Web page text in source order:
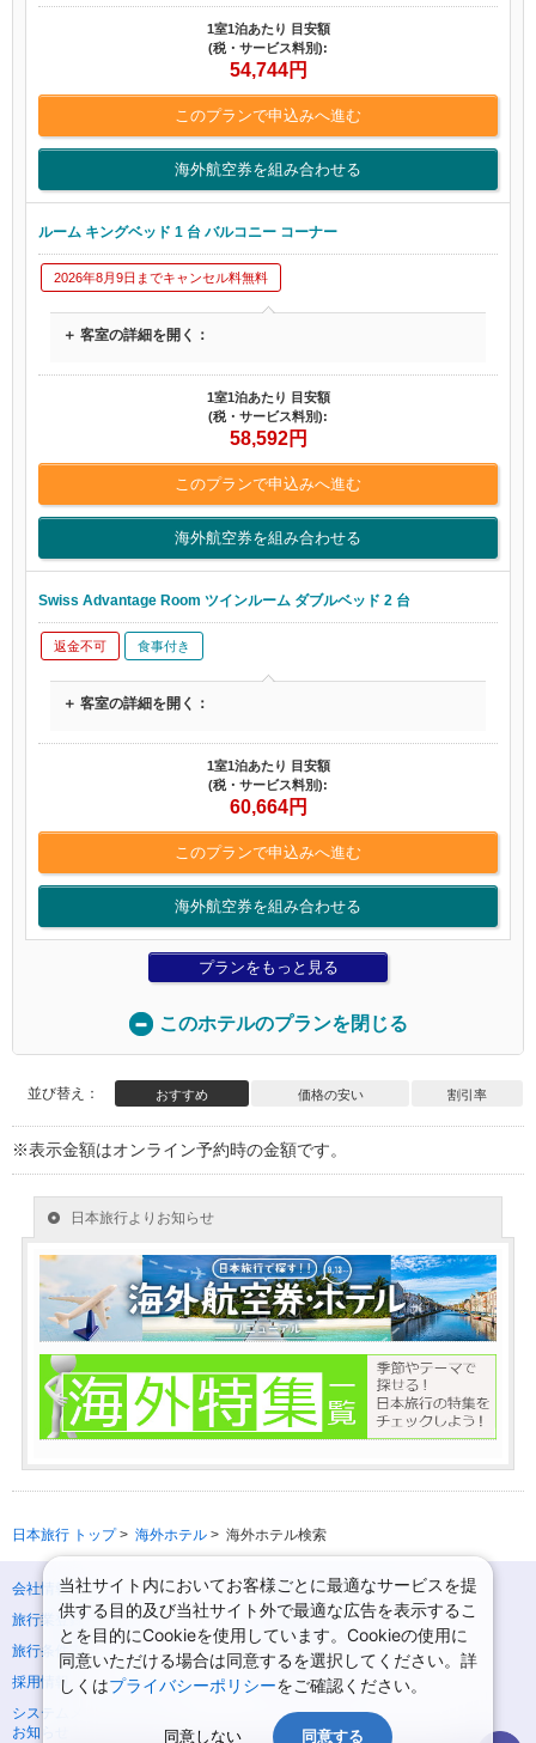
1室1泊あたり 目安額
(税・サービス料別):
54,744円
このプランで申込みへ進む
海外航空券を組み合わせる
ルーム キングベッド 1 台 バルコニー コーナー
2026年8月9日までキャンセル料無料
＋ 客室の詳細を開く：
1室1泊あたり 目安額
(税・サービス料別):
58,592円
このプランで申込みへ進む
海外航空券を組み合わせる
Swiss Advantage Room ツインルーム ダブルベッド 2 台
返金不可 食事付き
＋ 客室の詳細を開く：
1室1泊あたり 目安額
(税・サービス料別):
60,664円
このプランで申込みへ進む
海外航空券を組み合わせる
プランをもっと見る
このホテルのプランを閉じる
並び替え： おすすめ 価格の安い 割引率
※表示金額はオンライン予約時の金額です。
日本旅行 トップ> 海外ホテル > 海外ホテル検索
会社情報
プライバシーポリシー
旅行業登録票・約款
規約集
旅行条件書
ニュースリリース
採用情報
サイトマップ
システムメンテナンスの
お知らせ
当社サイト内においてお客様ごとに最適なサービスを提
供する目的及び当社サイト外で最適な広告を表示するこ
とを目的にCookieを使用しています。Cookieの使用に
同意いただける場合は同意するを選択してください。詳
しくはプライバシーポリシーをご確認ください。
同意しない 同意する